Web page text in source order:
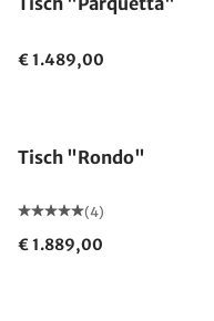
€ 1.489,00
Tisch "Rondo"
(4)
€ 1.889,00